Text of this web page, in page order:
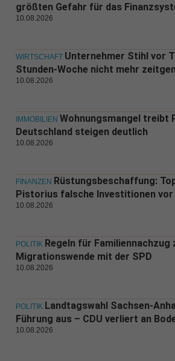
größten Gefahr für das
10.08.2026
WIRTSCHAFT Unternehmer Stihl vor
Stunden-Woche nicht mehr
10.08.2026
IMMOBILIEN Wohnungsmangel treibt
Deutschland steigen deutlich
10.08.2026
FINANZEN Rüstungsbeschaffung:
Pistorius falsche Investitionen vor
10.08.2026
POLITIK Regeln für Familiennachzug
Migrationswende mit der SPD
10.08.2026
POLITIK Landtagswahl Sachsen-
Führung aus – CDU verliert an
10.08.2026